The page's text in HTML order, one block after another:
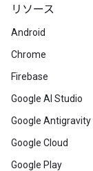
リソース
Android
Chrome
Firebase
Google AI Studio
Google Antigravity
Google Cloud
Google Play